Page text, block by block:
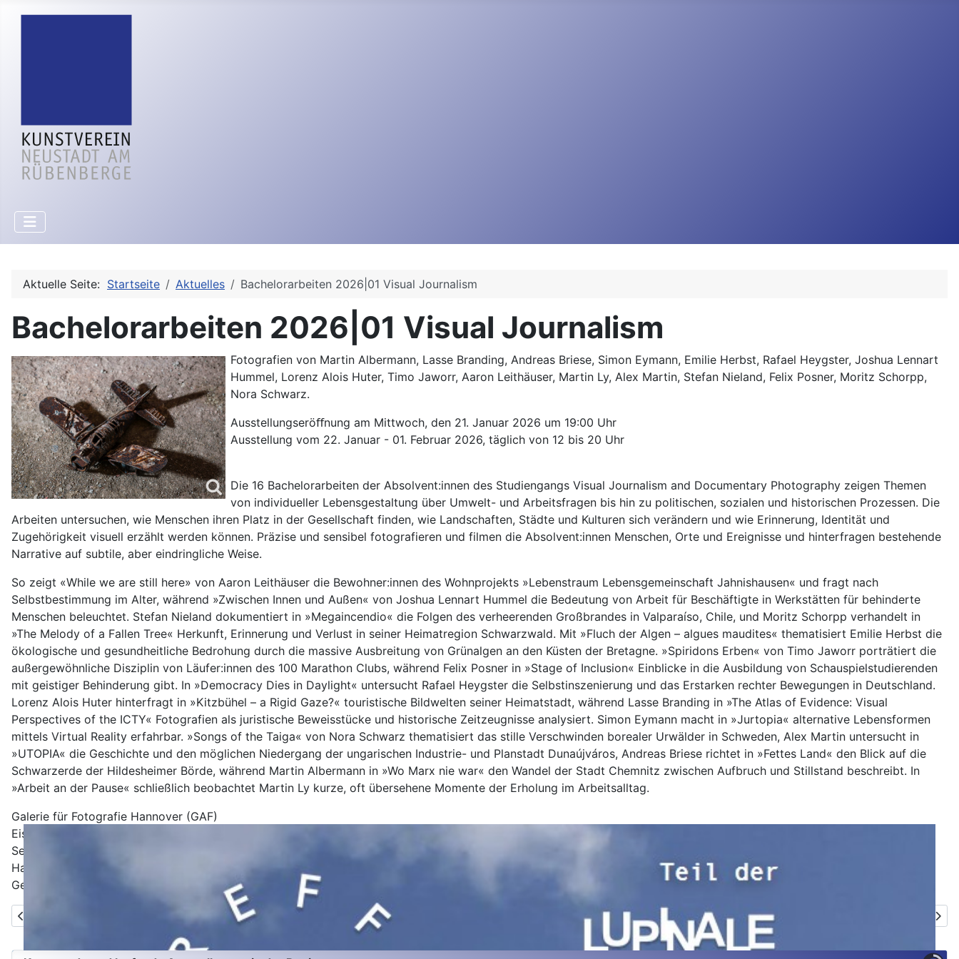
Aktuelle Seite: Startseite Aktuelles Bachelorarbeiten 2026|01 Visual Journalism
Bachelorarbeiten 2026|01 Visual Journalism
Fotografien von Martin Albermann, Lasse Branding, Andreas Briese, Simon Eymann, Emilie Herbst, Rafael Heygster, Joshua Lennart
Hummel, Lorenz Alois Huter, Timo Jaworr, Aaron Leithäuser, Martin Ly, Alex Martin, Stefan Nieland, Felix Posner, Moritz Schorpp,
Nora Schwarz.
Ausstellungseröﬀnung am Mittwoch, den 21. Januar 2026 um 19:00 Uhr
Ausstellung vom 22. Januar - 01. Februar 2026, täglich von 12 bis 20 Uhr
Die 16 Bachelorarbeiten der Absolvent:innen des Studiengangs Visual Journalism and Documentary Photography zeigen Themen
von individueller Lebensgestaltung über Umwelt- und Arbeitsfragen bis hin zu politischen, sozialen und historischen Prozessen. Die
Arbeiten untersuchen, wie Menschen ihren Platz in der Gesellschaft finden, wie Landschaften, Städte und Kulturen sich verändern und wie Erinnerung, Identität und
Zugehörigkeit visuell erzählt werden können. Präzise und sensibel fotografieren und filmen die Absolvent:innen Menschen, Orte und Ereignisse und hinterfragen bestehende
Narrative auf subtile, aber eindringliche Weise.
So zeigt «While we are still here» von Aaron Leithäuser die Bewohner:innen des Wohnprojekts »Lebenstraum Lebensgemeinschaft Jahnishausen« und fragt nach
Selbstbestimmung im Alter, während »Zwischen Innen und Außen« von Joshua Lennart Hummel die Bedeutung von Arbeit für Beschäftigte in Werkstätten für behinderte
Menschen beleuchtet. Stefan Nieland dokumentiert in »Megaincendio« die Folgen des verheerenden Großbrandes in Valparaíso, Chile, und Moritz Schorpp verhandelt in
»The Melody of a Fallen Tree« Herkunft, Erinnerung und Verlust in seiner Heimatregion Schwarzwald. Mit »Fluch der Algen – algues maudites« thematisiert Emilie Herbst die
ökologische und gesundheitliche Bedrohung durch die massive Ausbreitung von Grünalgen an den Küsten der Bretagne. »Spiridons Erben« von Timo Jaworr porträtiert die
außergewöhnliche Disziplin von Läufer:innen des 100 Marathon Clubs, während Felix Posner in »Stage of Inclusion« Einblicke in die Ausbildung von Schauspielstudierenden
mit geistiger Behinderung gibt. In »Democracy Dies in Daylight« untersucht Rafael Heygster die Selbstinszenierung und das Erstarken rechter Bewegungen in Deutschland.
Lorenz Alois Huter hinterfragt in »Kitzbühel – a Rigid Gaze?« touristische Bildwelten seiner Heimatstadt, während Lasse Branding in »The Atlas of Evidence: Visual
Perspectives of the ICTY« Fotografien als juristische Beweisstücke und historische Zeitzeugnisse analysiert. Simon Eymann macht in »Jurtopia« alternative Lebensformen
mittels Virtual Reality erfahrbar. »Songs of the Taiga« von Nora Schwarz thematisiert das stille Verschwinden borealer Urwälder in Schweden, Alex Martin untersucht in
»UTOPIA« die Geschichte und den möglichen Niedergang der ungarischen Industrie- und Planstadt Dunaújváros, Andreas Briese richtet in »Fettes Land« den Blick auf die
Schwarzerde der Hildesheimer Börde, während Martin Albermann in »Wo Marx nie war« den Wandel der Stadt Chemnitz zwischen Aufbruch und Stillstand beschreibt. In
»Arbeit an der Pause« schließlich beobachtet Martin Ly kurze, oft übersehene Momente der Erholung im Arbeitsalltag.
Galerie für Fotografie Hannover (GAF)
Eisfabrik
Seilerstraße 15d
Hannover 30171
Germany
Vorheriger Beitrag: Andrej Wilhelms - zu schön zum Bleiben Nächster